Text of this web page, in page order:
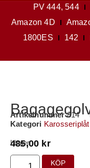
PV 444, 544
Amazon 4D
1800ES
142
Artikelnummer814
Kategori Karosseriplåt
485,00 kr
I lager
KÖP